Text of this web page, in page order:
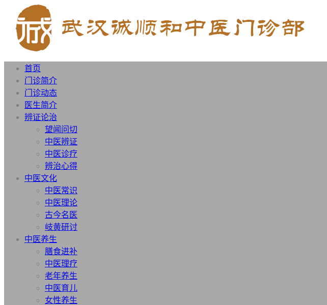
首页
门诊简介
门诊动态
医生简介
辨证论治
望闻问切
中医辨证
中医诊疗
辨治心得
中医文化
中医常识
中医理论
古今名医
岐黄研讨
中医养生
膳食进补
中医理疗
老年养生
中医育儿
女性养生